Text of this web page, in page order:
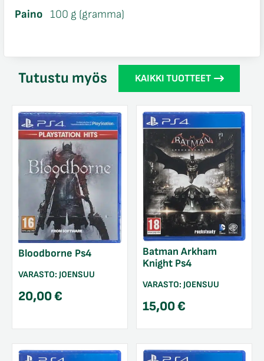
Paino 100 g (gramma)
Tutustu myös KAIKKI TUOTTEET
Bloodborne Ps4
VARASTO: JOENSUU
20,00€
Batman Arkham
Knight Ps4
VARASTO: JOENSUU
15,00€